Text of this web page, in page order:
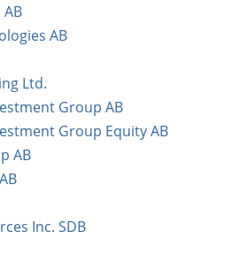
AB
Ltd.
Group AB
Group Equity AB
AB
Inc. SDB